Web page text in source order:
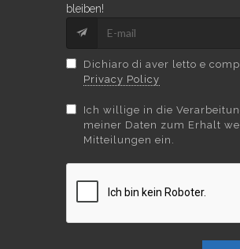
bleiben!
Dichiaro di aver letto e
Privacy Policy
Ich willige in die
meiner Daten zum Erhalt
Mitteilungen ein.